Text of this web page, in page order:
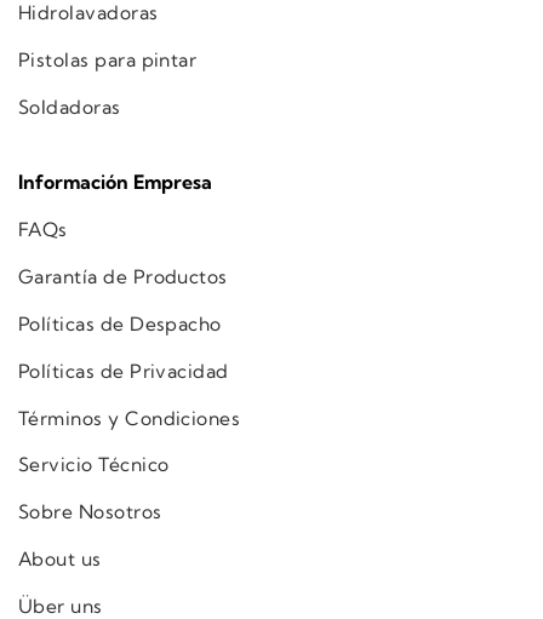
Hidrolavadoras
Pistolas para pintar
Soldadoras
Información Empresa
FAQs
Garantía de Productos
Políticas de Despacho
Políticas de Privacidad
Términos y Condiciones
Servicio Técnico
Sobre Nosotros
About us
Über uns